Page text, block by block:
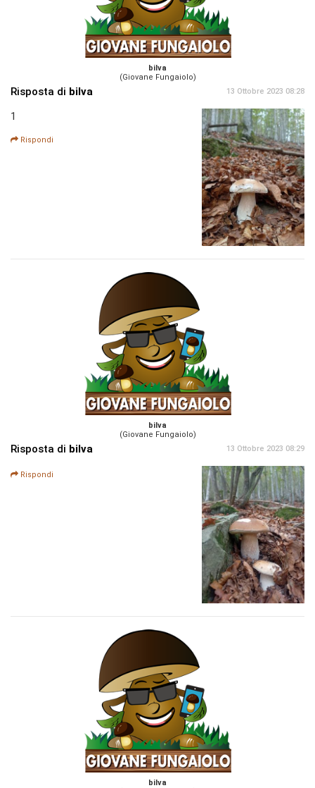
bilva
(Giovane Fungaiolo)
Risposta di bilva 13 Ottobre 2023 08:28
1
Rispondi
bilva
(Giovane Fungaiolo)
Risposta di bilva 13 Ottobre 2023 08:29
Rispondi
bilva